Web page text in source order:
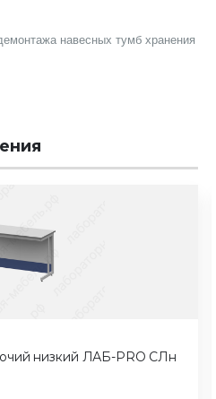
навесных тумб хранения
низкий ЛАБ-PRO CЛн